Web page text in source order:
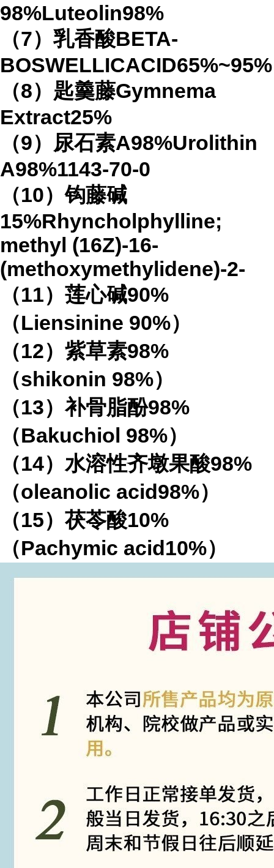
98%Luteolin98%
（7）乳香酸BETA-
BOSWELLICACID65%~95%
（8）匙羹藤Gymnema
Extract25%
（9）尿石素A98%Urolithin
A98%1143-70-0
（10）钩藤碱
15%Rhyncholphylline;
methyl (16Z)-16-
(methoxymethylidene)-2-
（11）莲心碱90%
（Liensinine 90%）
（12）紫草素98%
（shikonin 98%）
（13）补骨脂酚98%
（Bakuchiol 98%）
（14）水溶性齐墩果酸98%
（oleanolic acid98%）
（15）茯苓酸10%
（Pachymic acid10%）